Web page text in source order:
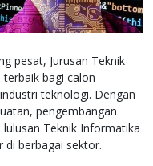
pesat, Jurusan Teknik
bagi calon
teknologi. Dengan
pengembangan
Teknik Informatika
di berbagai sektor.